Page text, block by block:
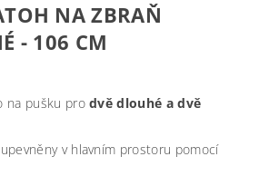
NA ZBRAŇ
- 106 CM
na pušku prodvě dlouhé a dvě
v hlavním prostoru pomocí